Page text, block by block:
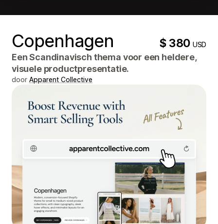
Copenhagen $ 380USD
Een Scandinavisch thema voor een heldere,
visuele productpresentatie.
door Apparent Collective